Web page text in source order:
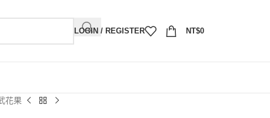
LOGIN / REGISTER NT$0
花果